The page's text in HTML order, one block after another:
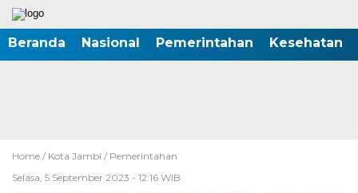
Beranda Nasional Pemerintahan Kesehatan
Home / Kota Jambi / Pemerintahan
Selasa, 5 September 2023 - 12:16 WIB